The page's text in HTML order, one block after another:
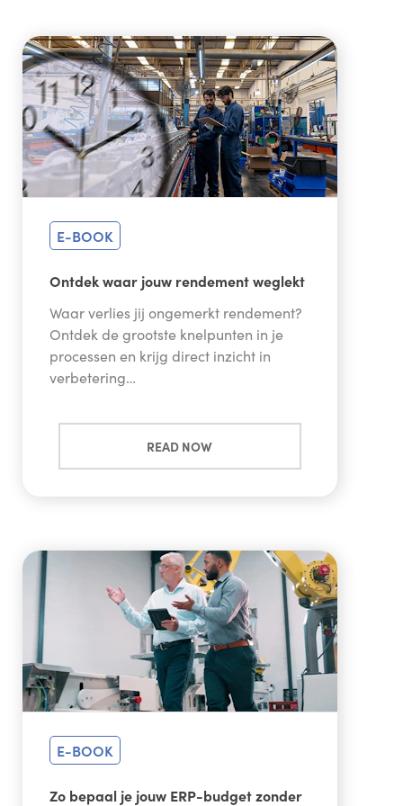
E-BOOK
Ontdek waar jouw rendement weglekt
Waar verlies jij ongemerkt rendement?
Ontdek de grootste knelpunten in je
processen en krijg direct inzicht in
verbetering…
READ NOW
E-BOOK
Zo bepaal je jouw ERP-budget zonder